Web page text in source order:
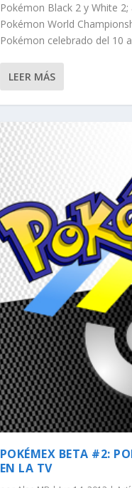
Pokémon Black 2 y White
Pokémon World
Pokémon celebrado del 10
LEER MÁS
POKÉMEX BETA #2:
EN LA TV